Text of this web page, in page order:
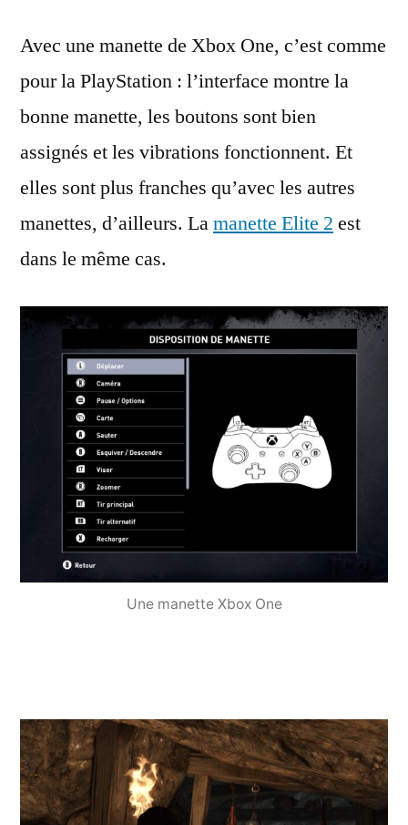
Avec une manette de Xbox One, c’est comme
pour la PlayStation : l’interface montre la
bonne manette, les boutons sont bien
assignés et les vibrations fonctionnent. Et
elles sont plus franches qu’avec les autres
manettes, d’ailleurs. Lamanette Elite 2 est
dans le même cas.
Une manette Xbox One